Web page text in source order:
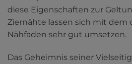
diese Eigenschaften zur
Ziernähte lassen sich mit dem
Nähfaden sehr gut umsetzen.
Das Geheimnis seiner